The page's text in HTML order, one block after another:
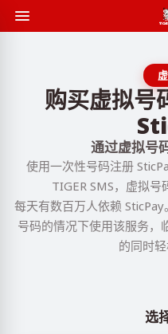
购买虚拟号
通过虚拟号
使用一次性号码注册
TIGER SMS，虚拟号
每天有数百万人依赖
号码的情况下使用该服务，
的同时轻
选